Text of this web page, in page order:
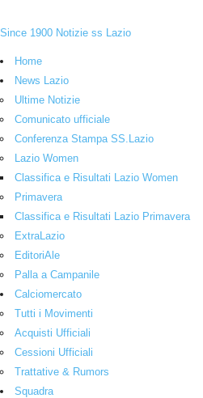
Since 1900 Notizie ss Lazio
Home
News Lazio
Ultime Notizie
Comunicato ufficiale
Conferenza Stampa SS.Lazio
Lazio Women
Classifica e Risultati Lazio Women
Primavera
Classifica e Risultati Lazio Primavera
ExtraLazio
EditoriAle
Palla a Campanile
Calciomercato
Tutti i Movimenti
Acquisti Ufficiali
Cessioni Ufficiali
Trattative & Rumors
Squadra